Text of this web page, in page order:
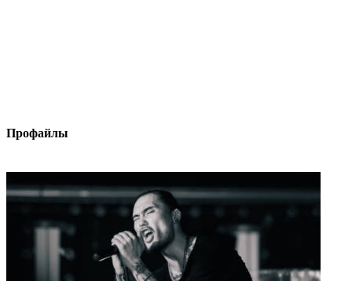
Профайлы